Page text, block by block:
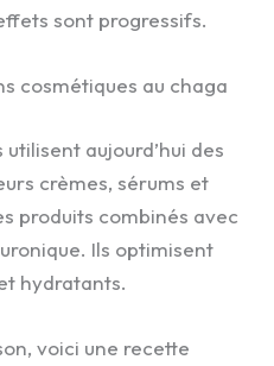
sont progressifs.
cosmétiques au chaga
aujourd’hui des
crèmes, sérums et
produits combinés avec
Ils optimisent
hydratants.
voici une recette